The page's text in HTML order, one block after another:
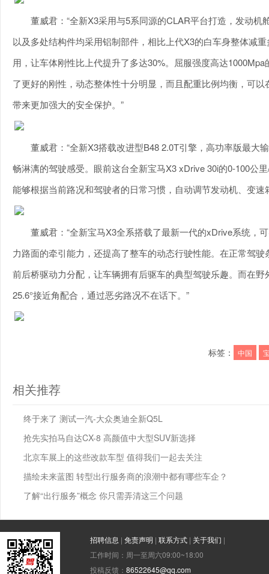
董威君：“全新X3采用与5系同源的CLAR平台打造，发动
以及多处结构件均采用铝制部件，相比上代X3的白车身整体减
用，让车体刚性比上代提升了多达30%。屈服强度高达
了更好的刚性，动态整体性十分明显，而且配重比例均衡，可
带来更加强大的安全保护。”
董威君：“全新X3搭载改进型B48 2.0T引擎，高功率版最
畅淋漓的驾驶感受。眼前这台全新宝马X3 xDrive 30i的0-100公
能够根据当前路况和驾驶者的日常习惯，自动调节发动机、变
董威君：“全新宝马X3全系搭载了最新一代的xDrive系统，
力路面的牵引能力，还提高了整车的动态行驶性能。在正常驾
前后桥驱动力分配，让车辆拥有后驱车的典型驾驶乐趣。而在
25.6°接近角配合，通过恶劣路况不在话下。”
标签： 中国
相关推荐
终于来了 测试一汽-大众奥迪全新Q5L
抢先实拍马自达CX-8 高颜值中大型SUV新选择
北京车展上的这些改款车型 值得我们一起去关注
描绘未来蓝图 转型出行服务商的浪潮中都有哪些车企？
了解“出行服务”概念 你只需弄清这三个问题
招聘信息 | 免责声明 | 联系方式 | 关于我们 |
工作时间：周一至周六09:00~18:00
投稿反馈： 86522645@qq.com